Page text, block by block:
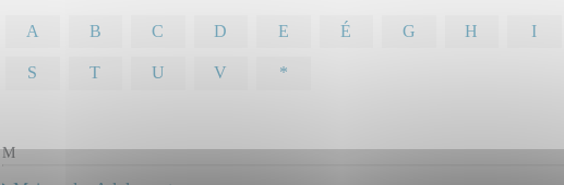
A B C D E É G H I
S T U V *
M